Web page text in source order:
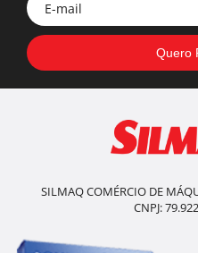
SILMAQ COMÉRCIO DE
CNPJ: